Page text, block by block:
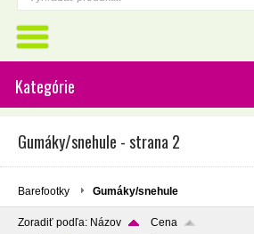
Kategórie
Gumáky/snehule - strana 2
Barefootky Gumáky/snehule
Zoradiť podľa: Názov
Cena